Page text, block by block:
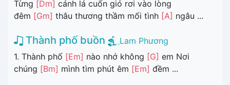
Từng [Dm] cánh lá cuốn gió rơi vào lòng
đêm [Gm] thâu thương thầm mối tình [A] ngâu ...
Thành phố buồn
Lam Phương
1. Thành phố [Em] nào nhớ không [G] em Nơi
chúng [Bm] mình tìm phút êm [Em] đềm ...